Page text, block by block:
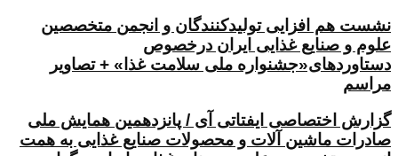
نشست هم افزایی تولیدکنندگان و انجمن متخصصین
علوم و صنایع غذایی ایران درخصوص
دستاوردهای«جشنواره ملی سلامت غذا» + تصاویر
مراسم
گزارش اختصاصی ایفتاتی آی / پانزدهمین همایش ملی
صادرات ماشین آلات و محصولات صنایع غذایی به همت